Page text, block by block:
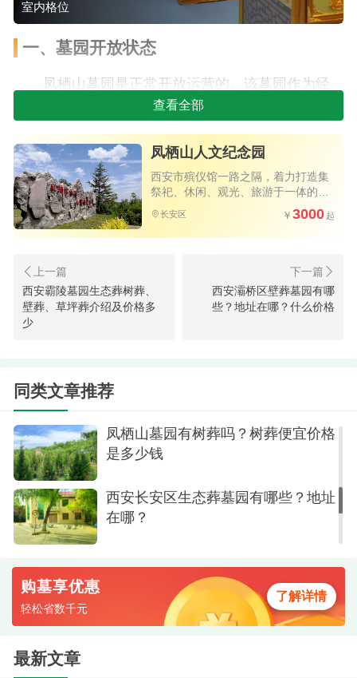
室内格位
一、墓园开放状态
凤栖山墓园是正常开放运营的。该墓园作为经
政府批准的合法经营性公墓，持续为市民提供墓位
销售、安葬服务和日常祭扫等各项业务。无论您是
计划前往选购墓地，还是进行祭扫，墓园均正常接
待。
二、最新墓地价位参考
庭的需求，从生态节地葬到传统立碑，价格梯度清
晰。以下是根据近期数据整理的主打墓型参考价格
表，其中“凤栖园”和“爱心园”为墓园内的不同园区或
树葬3,000元凤栖园
福容宫(室内格位)3,800元凤栖园 在售
室内安葬5,800元凤栖园
立碑3 41,800元凤栖园在售
立碑1 55,800元凤栖园在售
查看全部
凤栖山人文纪念园
西安市殡仪馆一路之隔，着力打造集
祭祀、休闲、观光、旅游于一体的人
长安区 3000
西安霸陵墓园生态葬树葬、
壁葬、草坪葬介绍及价格多
少
西安灞桥区壁葬墓园有哪
些？地址在哪？什么价格
同类文章推荐
2026年西安凤栖山人文纪念园墓型图
格是3千元起
凤栖山墓园有树葬吗？树葬便宜价格
是多少钱
西安长安区生态葬墓园有哪些？地址
在哪？
购墓享优惠
轻松省数千元
了解详情
最新文章